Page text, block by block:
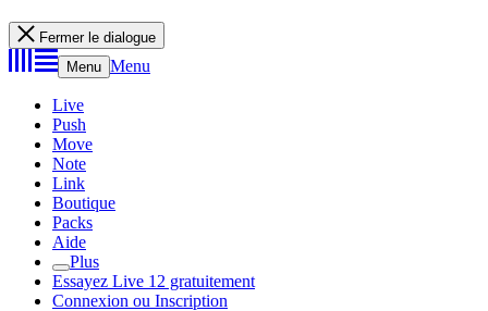
Fermer le dialogue
Menu Menu
Live
Push
Move
Note
Link
Boutique
Packs
Aide
Plus
Essayez Live 12 gratuitement
Connexion ou Inscription